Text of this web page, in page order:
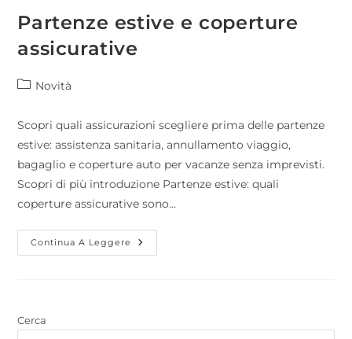
Partenze estive e coperture
assicurative
Novità
Scopri quali assicurazioni scegliere prima delle partenze
estive: assistenza sanitaria, annullamento viaggio,
bagaglio e coperture auto per vacanze senza imprevisti.
Scopri di più introduzione Partenze estive: quali
coperture assicurative sono…
Continua A Leggere
Cerca